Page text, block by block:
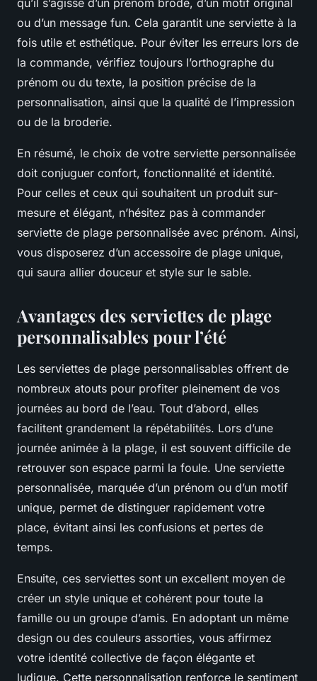
qu’il s’agisse d’un prénom brodé, d’un motif original
ou d’un message fun. Cela garantit une serviette à la
fois utile et esthétique. Pour éviter les erreurs lors de
la commande, vérifiez toujours l’orthographe du
prénom ou du texte, la position précise de la
personnalisation, ainsi que la qualité de l’impression
ou de la broderie.
En résumé, le choix de votre serviette personnalisée
doit conjuguer confort, fonctionnalité et identité.
Pour celles et ceux qui souhaitent un produit sur-
mesure et élégant, n’hésitez pas à commander
serviette de plage personnalisée avec prénom. Ainsi,
vous disposerez d’un accessoire de plage unique,
qui saura allier douceur et style sur le sable.
Avantages des serviettes de plage
personnalisables pour l’été
Les serviettes de plage personnalisables offrent de
nombreux atouts pour profiter pleinement de vos
journées au bord de l’eau. Tout d’abord, elles
facilitent grandement la répétabilités. Lors d’une
journée animée à la plage, il est souvent difficile de
retrouver son espace parmi la foule. Une serviette
personnalisée, marquée d’un prénom ou d’un motif
unique, permet de distinguer rapidement votre
place, évitant ainsi les confusions et pertes de
temps.
Ensuite, ces serviettes sont un excellent moyen de
créer un style unique et cohérent pour toute la
famille ou un groupe d’amis. En adoptant un même
design ou des couleurs assorties, vous affirmez
votre identité collective de façon élégante et
ludique. Cette personnalisation renforce le sentiment